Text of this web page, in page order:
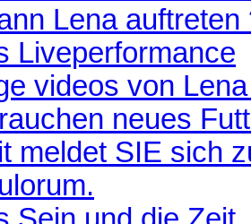
Lena auftreten
Liveperformance
videos von
neues
meldet SIE sich